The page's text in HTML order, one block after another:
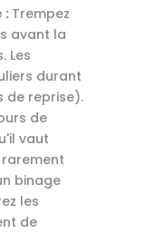
: Trempez
avant la
Les
durant
de reprise).
de
vaut
binage
les
de